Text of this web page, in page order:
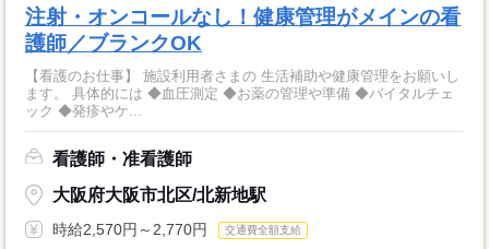
注射・オンコールなし！健康管理がメインの看
護師／ブランクOK
【看護のお仕事】 施設利用者さまの 生活補助や健康管理をお願いし
ます。 具体的には ◆血圧測定 ◆お薬の管理や準備 ◆バイタルチェ
ック ◆発疹やケ...
看護師・准看護師
大阪府大阪市北区/北新地駅
時給2,570円～2,770円 交通費全額支給